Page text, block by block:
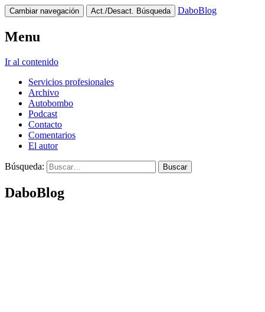
Cambiar navegación Act./Desact. Búsqueda DaboBlog
Menu
Ir al contenido
Servicios profesionales
Archivo
Autobombo
Podcast
Contacto
Comentarios
El autor
Búsqueda:
DaboBlog